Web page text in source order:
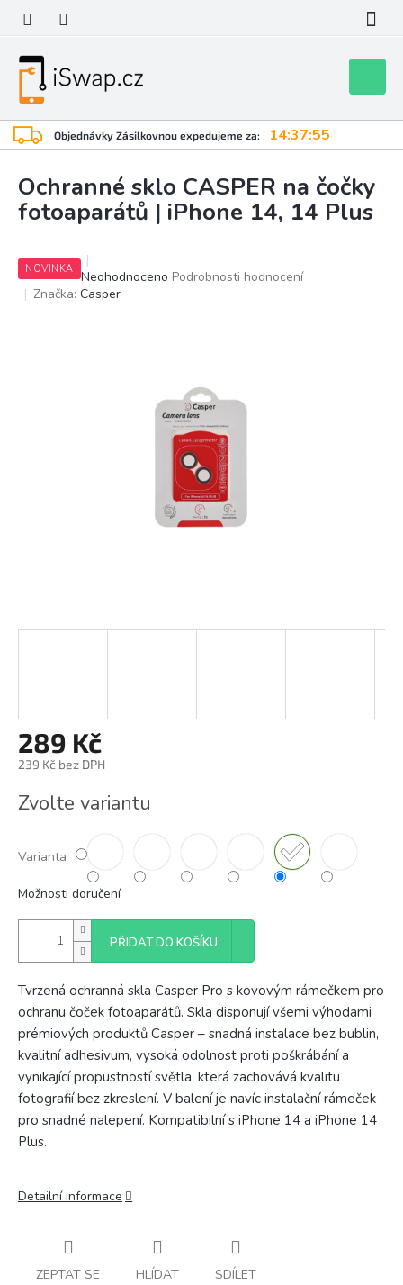
obsah
Objednávky Zásilkovnou expedujeme za: 14:37:54
košík
Ochranné sklo CASPER na čočky
fotoaparátů | iPhone 14, 14 Plus
NOVINKA Průměrné
hodnocení
Neohodnoceno Podrobnosti hodnocení
Značka: Casper
289 Kč
239 Kč bez DPH
cena:
Zvolte variantu
Varianta
Možnosti doručení
PŘIDAT DO KOŠÍKU
Tvrzená ochranná skla Casper Pro s kovovým rámečkem pro
ochranu čoček fotoaparátů. Skla disponují všemi výhodami
prémiových produktů Casper – snadná instalace bez bublin,
kvalitní adhesivum, vysoká odolnost proti poškrábání a
vynikající propustností světla, která zachovává kvalitu
fotografií bez zkreslení. V balení je navíc instalační rámeček
pro snadné nalepení. Kompatibilní s iPhone 14 a iPhone 14
Plus.
Detailní informace
ZEPTAT SE HLÍDAT SDÍLET